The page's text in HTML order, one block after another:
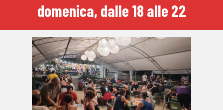
domenica, dalle 18 alle 22